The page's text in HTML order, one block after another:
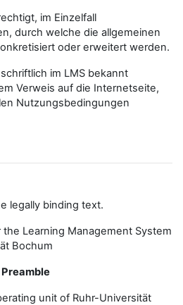
im Einzelfall
durch welche die allgemeinen
oder erweitert werden.
im LMS bekannt
Verweis auf die Internetseite,
Nutzungsbedingungen
legally binding text.
Learning Management System
Bochum
Preamble
unit of Ruhr-Universität